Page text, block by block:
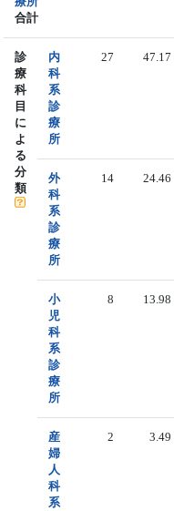
合計
診
療
科
目
に
よ
る
分
類
内
科
系
診
療
所
27 47.17
外
科
系
診
療
所
14 24.46
小
児
科
系
診
療
所
8 13.98
産
婦
人
科
系
2 3.49